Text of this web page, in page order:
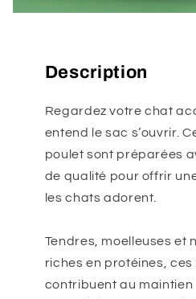
Description
Regardez votre chat
entend le sac s’ouvrir.
poulet sont préparées
de qualité pour offrir
les chats adorent.
Tendres, moelleuses et
riches en protéines,
contribuent au maintien